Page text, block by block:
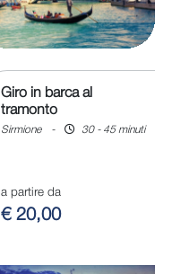
Giro in barca al
tramonto
Sirmione - 30 - 45 minuti
a partire da
€ 20,00